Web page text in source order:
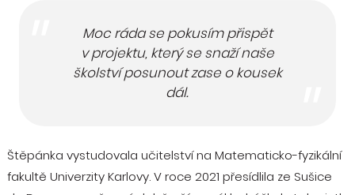
Moc ráda se pokusím přispět
v projektu, který se snaží naše
školství posunout zase o kousek
dál.
Štěpánka vystudovala učitelství na Matematicko-fyzikální
fakultě Univerzity Karlovy. V roce 2021 přesídlila ze Sušice